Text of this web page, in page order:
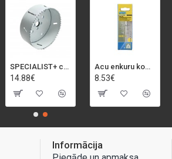
SPECIALIST+ caurumu zāģis BI-METAL, 98 mm
14.88€
Acu enkuru komplekts, 3-13 mm, Rapid, 12 gab.
8.53€
Informācija